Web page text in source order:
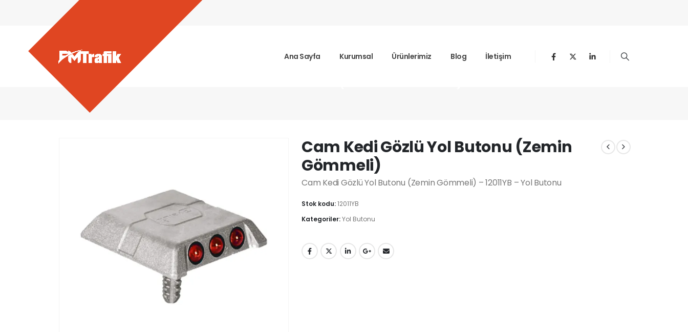
Ana Sayfa Kurumsal Ürünlerimiz Blog İletişim
Ürünlerimiz - Cam Kedi Gözlü Yol Butonu (Zemin Gömmeli)
Cam Kedi Gözlü Yol Butonu (Zemin
Gömmeli)
Cam Kedi Gözlü Yol Butonu (Zemin Gömmeli) – 12011YB – Yol Butonu
Stok kodu:12011YB
Kategoriler:Yol Butonu